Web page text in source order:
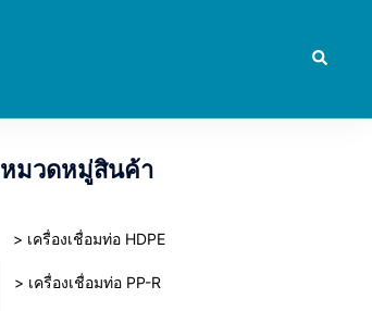
Search
หมวดหมู่สินค้า
> เครื่องเชื่อมท่อ HDPE
> เครื่องเชื่อมท่อ PP-R